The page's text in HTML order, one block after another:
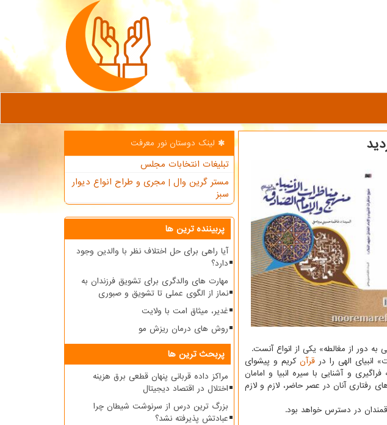
الهی را در قرآن کریم و پیشوای
و آشنایی با سیره انبیا و امامان
رفتاری آنان در عصر حاضر، لازم و لازم
در دسترس خواهد بود.
لینک دوستان نور معرفت
تبلیغات انتخابات مجلس
مستر گرین وال | مجری و طراح انواع دیوار
سبز
پربیننده ترین ها
آیا راهی برای حل اختلاف نظر با والدین وجود
دارد؟
مهارت های والدگری برای تشویق فرزندان به
نماز از الگوی عملی تا تشویق و صبوری
غدیر، میثاق امت با ولایت
روش های درمان ریزش مو
پربحث ترین ها
مراکز داده قربانی پنهان قطعی برق هزینه
اختلال در اقتصاد دیجیتال
بزرگ ترین درس از سرنوشت شیطان چرا
عبادتش پذیرفته نشد؟